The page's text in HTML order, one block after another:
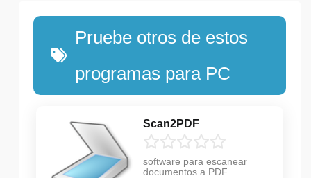
Pruebe otros de estos
programas para PC
Scan2PDF
software para escanear
documentos a PDF